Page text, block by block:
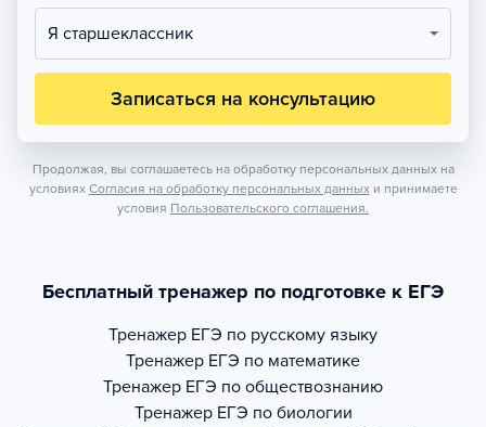
Я старшеклассник
Записаться на консультацию
Продолжая, вы соглашаетесь на обработку персональных данных на
условиях Согласия на обработку персональных данных и принимаете
условия Пользовательского соглашения.
Бесплатный тренажер по подготовке к ЕГЭ
Тренажер ЕГЭ по русскому языку
Тренажер ЕГЭ по математике
Тренажер ЕГЭ по обществознанию
Тренажер ЕГЭ по биологии